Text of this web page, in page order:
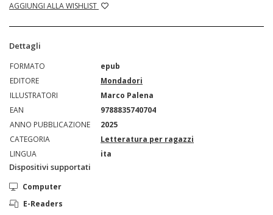
AGGIUNGI ALLA WISHLIST
Dettagli
FORMATO
epub
EDITORE
Mondadori
ILLUSTRATORI
Marco Palena
EAN
9788835740704
ANNO PUBBLICAZIONE
2025
CATEGORIA
Letteratura per ragazzi
LINGUA
ita
Dispositivi supportati
Computer
E-Readers